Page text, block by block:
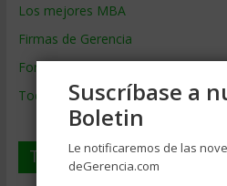
Los mejores MBA
Firmas de Gerencia
Formación de Gerencia
Todos los Temas
Temas de Gerencia
Suscríbase a
Boletin
Le notificaremos de las
deGerencia.com